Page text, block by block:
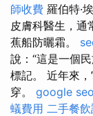
師收費 羅伯特·
皮膚科醫生，通
蕉船防曬霜。
說：“這是一個
標記。 近年來
穿。 google
蟻費用 二手餐